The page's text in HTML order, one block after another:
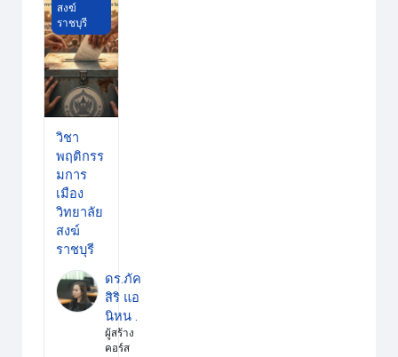
สงฆ์
ราชบุรี
วิชา
พฤติกรร
มการ
เมือง
วิทยาลัย
สงฆ์
ราชบุรี
ดร.ภัค
สิริ แอ
นิหน .
ผู้สร้าง
คอร์ส